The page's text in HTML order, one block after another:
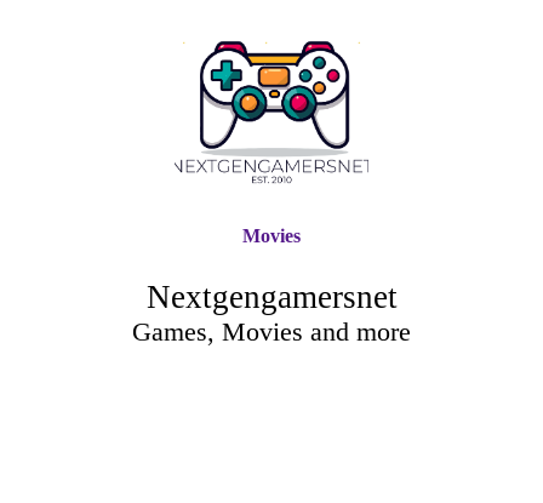
Nextgengamersnet
Games, Movies and more
Movies